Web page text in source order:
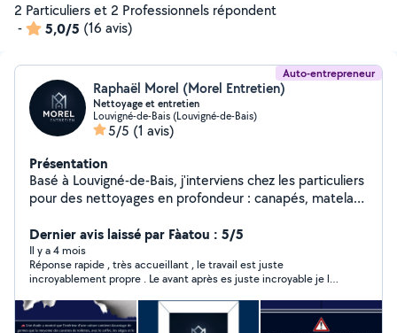
2 Particuliers et 2 Professionnels répondent
-
5,0/5 (16 avis)
Auto-entrepreneur
Raphaël Morel (Morel Entretien)
Nettoyage et entretien
Louvigné-de-Bais (Louvigné-de-Bais)
5/5 (1 avis)
Présentation
Basé à Louvigné-de-Bais, j'interviens chez les particuliers
pour des nettoyages en profondeur : canapés, matelas,
enlever ce qu'on ne voit pas, redonner une vraie
propreté et prolonger la durée de vie de vos surfaces.
J'utilise du matériel professionnel pour un résultat
efficace et soigné. Toutes les prestations à domicile
pour les particuliers sont remboursées à 50 % grâce au
crédit d'impôt. Concrètement, vous ne payez que la
Dernier avis laissé par Fàatou : 5/5
Il y a 4 mois
Réponse rapide , très accueillant , le travail est juste
incroyablement propre . Le avant après es juste incroyable je le